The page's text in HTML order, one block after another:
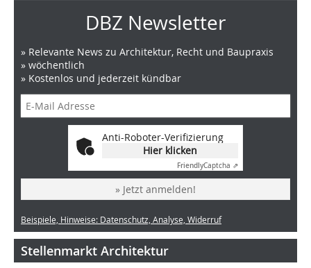
DBZ Newsletter
» Relevante News zu Architektur, Recht und Baupraxis
» wöchentlich
» Kostenlos und jederzeit kündbar
Anti-Roboter-Verifizierung
Hier klicken
FriendlyCaptcha ⇗
» Jetzt anmelden!
Beispiele, Hinweise: Datenschutz, Analyse, Widerruf
Stellenmarkt Architektur